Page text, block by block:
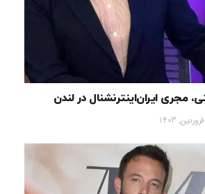
مجری ایران‌اینترنشنال در لندن